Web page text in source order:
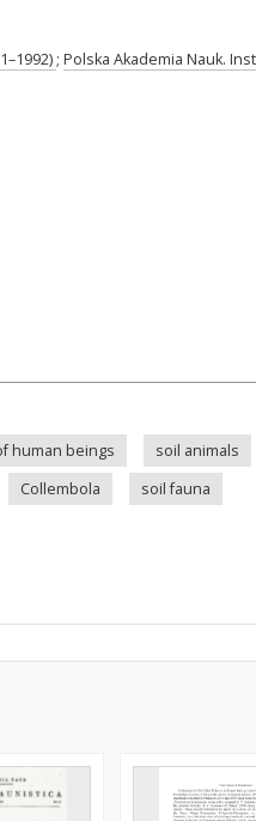
; Polska Akademia Nauk.
human beings
soil animals
Collembola soil fauna